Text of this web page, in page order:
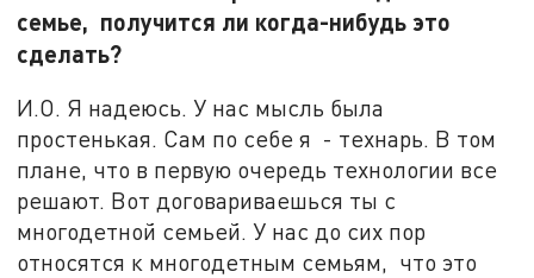
семье, получится ли когда-нибудь это
сделать?
И.О. Я надеюсь. У нас мысль была
простенькая. Сам по себе я - технарь. В том
плане, что в первую очередь технологии все
решают. Вот договариваешься ты с
многодетной семьей. У нас до сих пор
относятся к многодетным семьям, что это